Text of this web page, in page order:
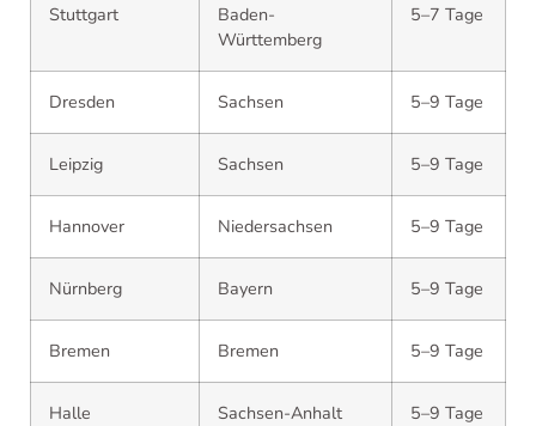
Stuttgart
Baden-
Württemberg
5–7 Tage
Dresden Sachsen 5–9 Tage
Leipzig Sachsen 5–9 Tage
Hannover Niedersachsen 5–9 Tage
Nürnberg Bayern 5–9 Tage
Bremen Bremen 5–9 Tage
Halle Sachsen-Anhalt 5–9 Tage